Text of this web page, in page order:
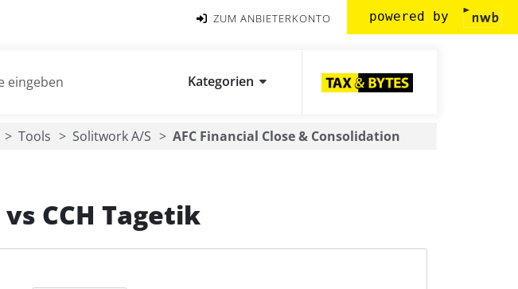
ZUM ANBIETERKONTO powered by
Kategorien
Tools Solitwork A/S AFC Financial Close & Consolidation
vs CCH Tagetik